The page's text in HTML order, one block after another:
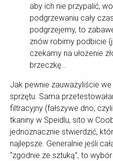
aby ich nie przypalić,
podgrzewaniu cały
podgrzejemy, to
znów robimy podbicie
czekamy na ułożenie
brzeczkę…
Jak pewnie zauważyliście
sprzętu. Sama
filtracyjny (fałszywe dno,
tkaniny w Speidlu, sito w
jednoznacznie stwierdzić,
najlepsze. Generalnie jeśli
“zgodnie ze sztuką”, to